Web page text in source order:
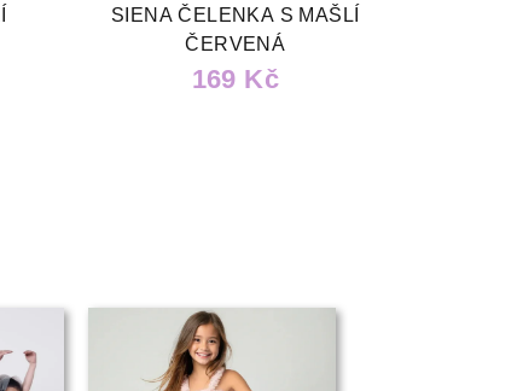
SIENA ČELENKA S MAŠLÍ
ČERVENÁ
169 Kč